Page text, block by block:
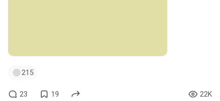
215
23 19 22K